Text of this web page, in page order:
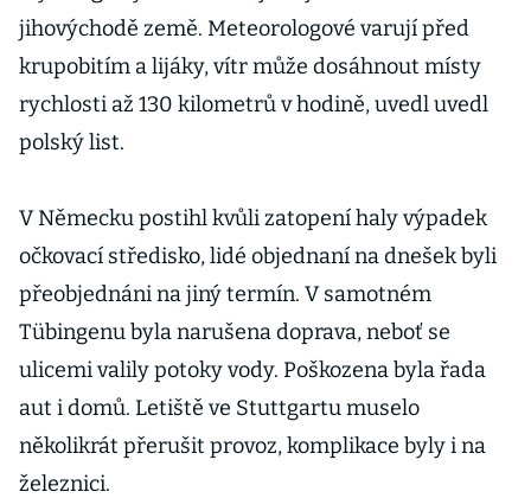
jihovýchodě země. Meteorologové varují před
krupobitím a lijáky, vítr může dosáhnout místy
rychlosti až 130 kilometrů v hodině, uvedl uvedl
polský list.
V Německu postihl kvůli zatopení haly výpadek
očkovací středisko, lidé objednaní na dnešek byli
přeobjednáni na jiný termín. V samotném
Tübingenu byla narušena doprava, neboť se
ulicemi valily potoky vody. Poškozena byla řada
aut i domů. Letiště ve Stuttgartu muselo
několikrát přerušit provoz, komplikace byly i na
železnici.